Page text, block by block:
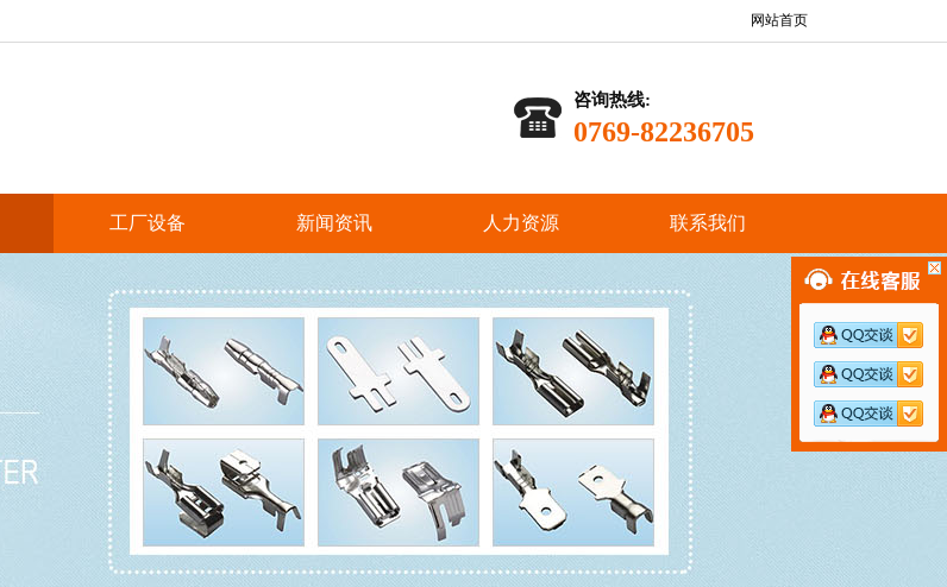
网站首页
咨询热线:
0769-82236705
工厂设备 新闻资讯 人力资源 联系我们